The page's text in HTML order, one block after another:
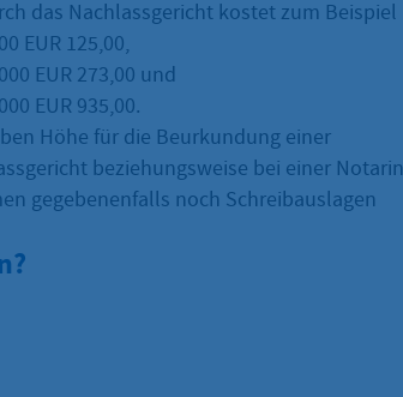
das Nachlassgericht kostet zum Beispiel
EUR 125,00,
EUR 273,00 und
EUR 935,00.
Höhe für die Beurkundung einer
beziehungsweise bei einer Notarin
gegebenenfalls noch Schreibauslagen